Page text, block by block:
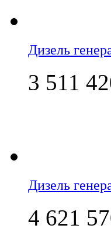
Дизель
3 511
Дизель
4 621